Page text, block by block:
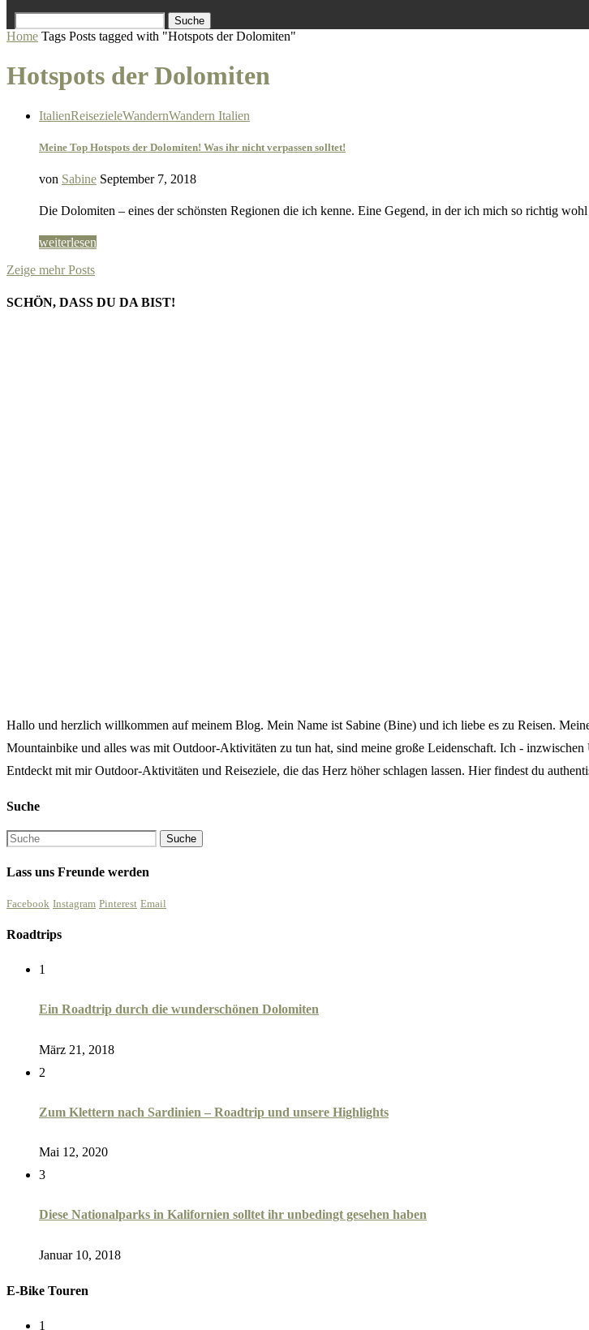
Suche
Home Tags Posts tagged with "Hotspots der Dolomiten"
Hotspots der Dolomiten
ItalienReisezieleWandernWandern Italien
Meine Top Hotspots der Dolomiten! Was ihr nicht verpassen solltet!
von Sabine September 7, 2018
Die Dolomiten – eines der schönsten Regionen die ich kenne. Eine Gegend, in der ich mich so richtig
weiterlesen
Zeige mehr Posts
SCHÖN, DASS DU DA BIST!
Hallo und herzlich willkommen auf meinem Blog. Mein Name ist Sabine (Bine) und ich liebe es zu Reisen.
Mountainbike und alles was mit Outdoor-Aktivitäten zu tun hat, sind meine große Leidenschaft. Ich -
Entdeckt mit mir Outdoor-Aktivitäten und Reiseziele, die das Herz höher schlagen lassen. Hier findest du
Suche
Lass uns Freunde werden
Facebook Instagram Pinterest Email
Roadtrips
1
Ein Roadtrip durch die wunderschönen Dolomiten
März 21, 2018
2
Zum Klettern nach Sardinien – Roadtrip und unsere Highlights
Mai 12, 2020
3
Diese Nationalparks in Kalifornien solltet ihr unbedingt gesehen haben
Januar 10, 2018
E-Bike Touren
1